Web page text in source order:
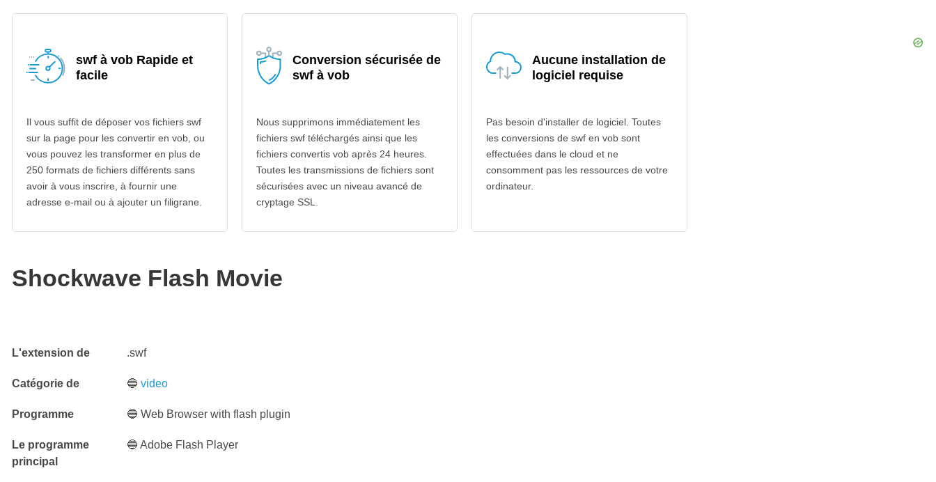
swf à vob Rapide et
facile
Il vous suffit de déposer vos fichiers swf
sur la page pour les convertir en vob, ou
vous pouvez les transformer en plus de
250 formats de fichiers différents sans
avoir à vous inscrire, à fournir une
adresse e-mail ou à ajouter un filigrane.
Conversion sécurisée de
swf à vob
Nous supprimons immédiatement les
fichiers swf téléchargés ainsi que les
fichiers convertis vob après 24 heures.
Toutes les transmissions de fichiers sont
sécurisées avec un niveau avancé de
cryptage SSL.
Aucune installation de
logiciel requise
Pas besoin d'installer de logiciel. Toutes
les conversions de swf en vob sont
effectuées dans le cloud et ne
consomment pas les ressources de votre
ordinateur.
Shockwave Flash Movie
L'extension de .swf
Catégorie de 🔵video
Programme 🔵 Web Browser with flash plugin
Le programme
principal
🔵 Adobe Flash Player